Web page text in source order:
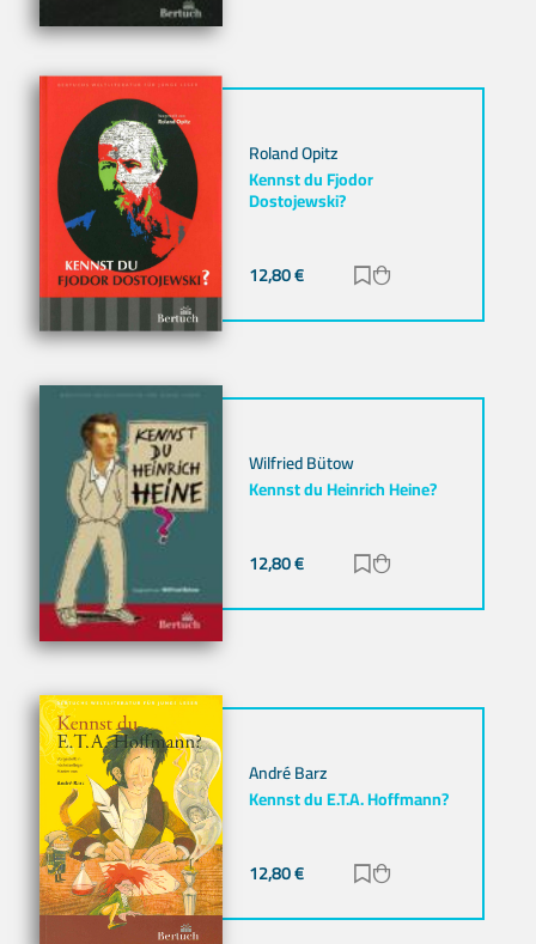
Roland Opitz
Kennst du Fjodor
Dostojewski?
12,80€ Zur Merkliste
Wilfried Bütow
Kennst du Heinrich Heine?
12,80€ Zur Merkliste
André Barz
Kennst du E.T.A. Hoffmann?
12,80€ Zur Merkliste